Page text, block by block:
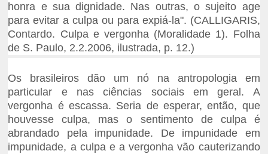
honra e sua dignidade. Nas outras, o sujeito age
para evitar a culpa ou para expiá-la". (CALLIGARIS,
Contardo. Culpa e vergonha (Moralidade 1). Folha
de S. Paulo, 2.2.2006, ilustrada, p. 12.)
Os brasileiros dão um nó na antropologia em
particular e nas ciências sociais em geral. A
vergonha é escassa. Seria de esperar, então, que
houvesse culpa, mas o sentimento de culpa é
abrandado pela impunidade. De impunidade em
impunidade, a culpa e a vergonha vão cauterizando